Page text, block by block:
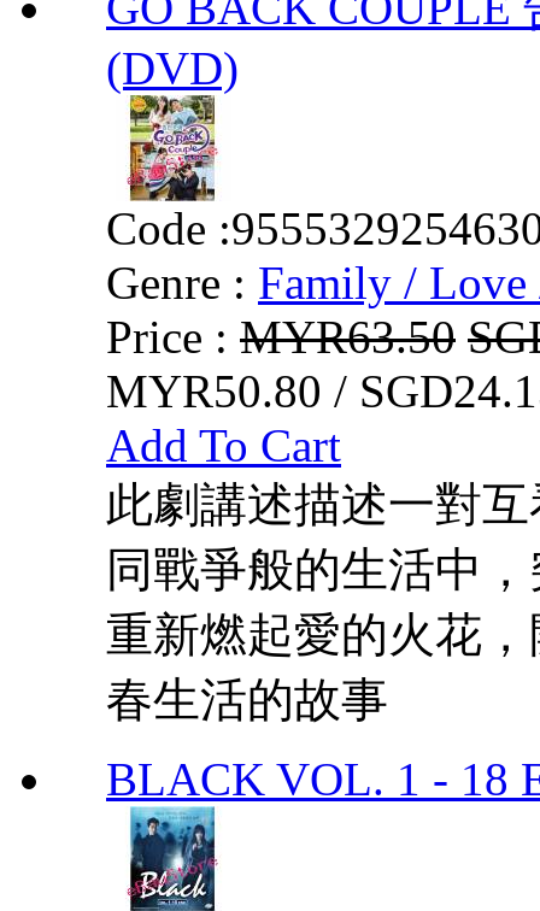
(DVD)
Code :
Genre : Family / Love
Price : MYR63.50
MYR50.80 /
Add To Cart
此劇講述描述一對
同戰爭般的生活中
重新燃起愛的火花
春生活的故事
BLACK VOL. 1 - 18